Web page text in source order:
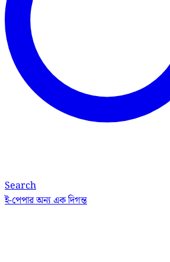
Search
ই-পেপারঅন্য এক দিগন্ত